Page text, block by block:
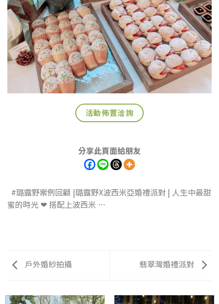
活動佈置洽詢
分享此頁面給朋友
#璐露野案例回顧 |璐露野X波西米亞婚禮派對 | 人生中最甜
蜜的時光 ❤ 搭配上波西米 …
戶外婚紗拍攝 翡翠灣婚禮派對